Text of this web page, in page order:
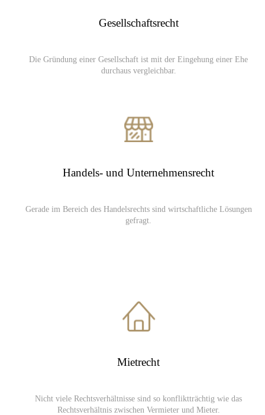
Gesellschaftsrecht
Die Gründung einer Gesellschaft ist mit der Eingehung einer Ehe
durchaus vergleichbar.
Handels- und Unternehmensrecht
Gerade im Bereich des Handelsrechts sind wirtschaftliche Lösungen
gefragt.
Mietrecht
Nicht viele Rechtsverhältnisse sind so konfliktträchtig wie das
Rechtsverhältnis zwischen Vermieter und Mieter.